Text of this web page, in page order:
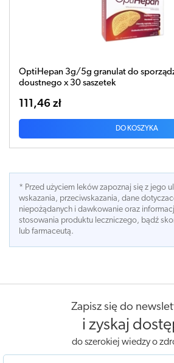
OptiHepan 3g/5g granulat do
doustnego x 30 saszetek
111,46 zł
DO KOSZYKA
* Przed użyciem leków zapoznaj się z jego
wskazania, przeciwskazania, dane
niepożądanych i dawkowanie oraz
stosowania produktu leczniczego, bądź
lub farmaceutą.
Zapisz się do
i zyskaj
do szerokiej wiedzy o